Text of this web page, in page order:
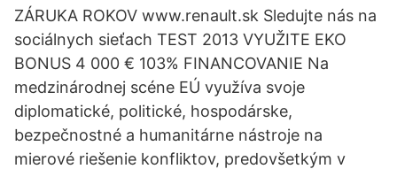
ZÁRUKA ROKOV www.renault.sk Sledujte nás na
sociálnych sieťach TEST 2013 VYUŽITE EKO
BONUS 4 000 € 103% FINANCOVANIE Na
medzinárodnej scéne EÚ využíva svoje
diplomatické, politické, hospodárske,
bezpečnostné a humanitárne nástroje na
mierové riešenie konfliktov, predovšetkým v